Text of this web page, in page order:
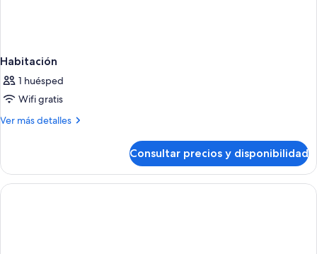
Habitación
1 huésped
Wifi gratis
Ver más detalles
Más
Consultar precios y disponibilidad